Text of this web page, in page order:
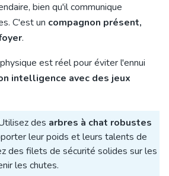
bien qu'il communique
C'est un compagnon présent,
.
est réel pour éviter l'ennui
intelligence avec des jeux
des arbres à chat robustes
leur poids et leurs talents de
des filets de sécurité solides sur les
les chutes.